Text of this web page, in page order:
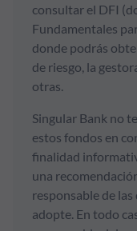
consultar el DFI
Fundamentales
donde podrás
de riesgo, la
otras.
Singular Bank no
estos fondos en
finalidad
una
responsable de
adopte. En todo